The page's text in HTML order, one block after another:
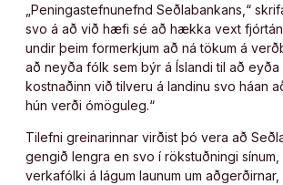
„Peningastefnunefnd Seðlabankans,“
svo á að við hæfi sé að hækka vext
undir þeim formerkjum að ná tökum á
að neyða fólk sem býr á Íslandi til að eyða
kostnaðinn við tilveru á landinu svo háan
hún verði ómöguleg.“
Tilefni greinarinnar virðist þó vera að
gengið lengra en svo í rökstuðningi
verkafólki á lágum launum um